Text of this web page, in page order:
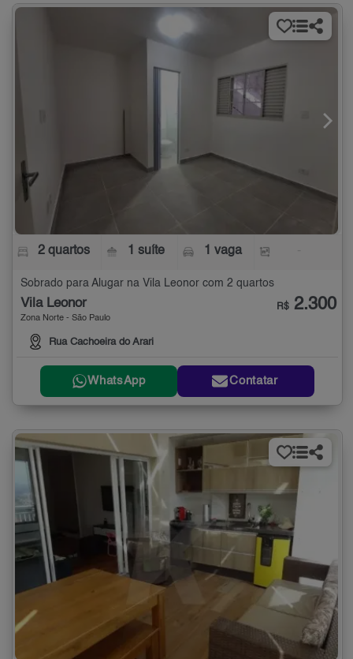
2 quartos 1 suíte 1 vaga
Sobrado para Alugar na Vila Leonor com 2 quartos
Vila Leonor
Zona Norte - São Paulo
Rua Cachoeira do Arari
R$ 2.300
WhatsApp Contatar